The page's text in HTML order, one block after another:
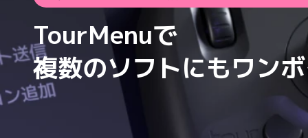
TourMenuで
複数のソフトにもワン